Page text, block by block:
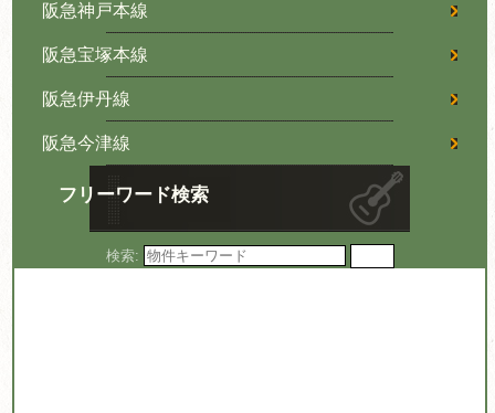
阪急神戸本線
阪急宝塚本線
阪急伊丹線
阪急今津線
フリーワード検索
検索: